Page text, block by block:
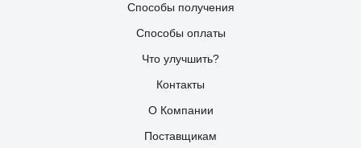
Способы получения
Способы оплаты
Что улучшить?
Контакты
О Компании
Поставщикам